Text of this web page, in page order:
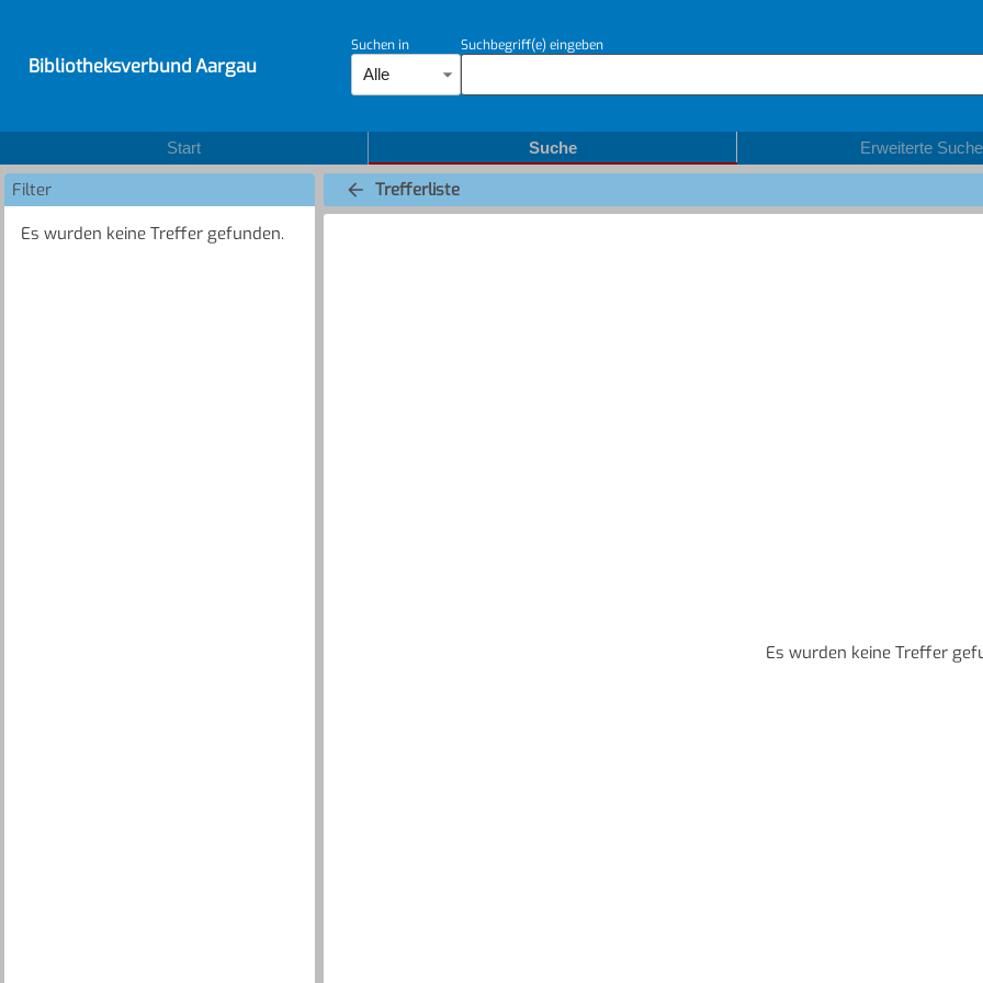
Bibliotheksverbund Aargau
Suchen in
Alle
Suchbegriff(e) eingeben
Start Suche Erweiterte Suche
Filter
Es wurden keine Treffer gefunden.
Trefferliste
Es wurden keine Treffer